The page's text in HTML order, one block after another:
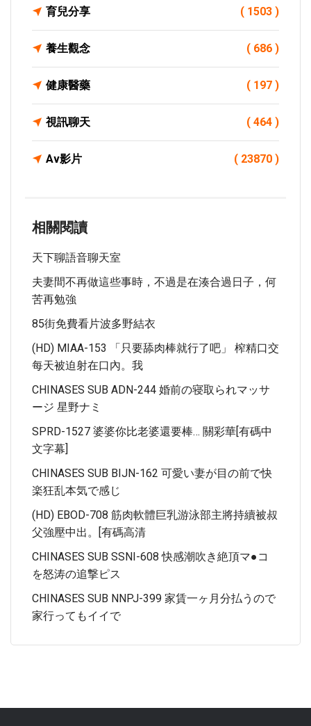
育兒分享 ( 1503 )
養生觀念 ( 686 )
健康醫藥 ( 197 )
視訊聊天 ( 464 )
Av影片 ( 23870 )
相關閱讀
天下聊語音聊天室
夫妻間不再做這些事時，不過是在湊合過日子，何
苦再勉強
85街免費看片波多野結衣
(HD) MIAA-153 「只要舔肉棒就行了吧」 榨精口交
每天被迫射在口內。我
CHINASES SUB ADN-244 婚前の寝取られマッサ
ージ 星野ナミ
SPRD-1527 婆婆你比老婆還要棒… 關彩華[有碼中
文字幕]
CHINASES SUB BIJN-162 可愛い妻が目の前で快
楽狂乱本気で感じ
(HD) EBOD-708 筋肉軟體巨乳游泳部主將持續被叔
父強壓中出。[有碼高清
CHINASES SUB SSNI-608 快感潮吹き絶頂マ●コ
を怒涛の追撃ピス
CHINASES SUB NNPJ-399 家賃一ヶ月分払うので
家行ってもイイで